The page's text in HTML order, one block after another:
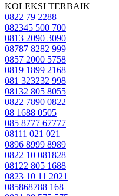
KOLEKSI TERBAIK
0822 79 2288
082345 500 700
0813 2090 3090
08787 8282 999
0857 2000 5758
0819 1899 2168
081 323232 998
08132 805 8055
0822 7890 0822
08 1688 0505
085 8777 67777
08111 021 021
0896 8999 8989
0822 10 081828
08122 805 1688
0823 10 11 2021
085868788 168